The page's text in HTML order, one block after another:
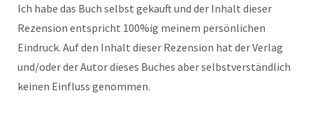
Ich habe das Buch selbst gekauft und der Inhalt dieser
Rezension entspricht 100%ig meinem persönlichen
Eindruck. Auf den Inhalt dieser Rezension hat der Verlag
und/oder der Autor dieses Buches aber selbstverständlich
keinen Einfluss genommen.